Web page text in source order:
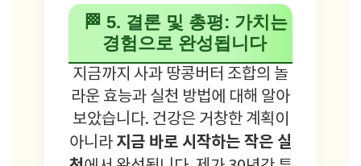
🏁 5. 결론 및 총평: 가치는
경험으로 완성됩니다
지금까지 사과 땅콩버터 조합의 놀
라운 효능과 실천 방법에 대해 알아
보았습니다. 건강은 거창한 계획이
아니라 지금 바로 시작하는 작은 실